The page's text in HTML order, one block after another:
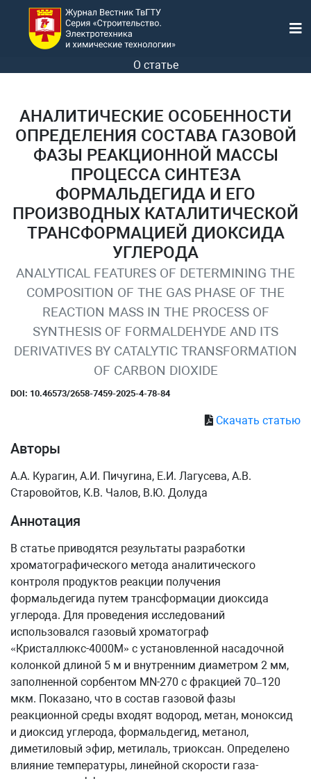
О статье
АНАЛИТИЧЕСКИЕ ОСОБЕННОСТИ
ОПРЕДЕЛЕНИЯ СОСТАВА ГАЗОВОЙ
ФАЗЫ РЕАКЦИОННОЙ МАССЫ
ПРОЦЕССА СИНТЕЗА
ФОРМАЛЬДЕГИДА И ЕГО
ПРОИЗВОДНЫХ КАТАЛИТИЧЕСКОЙ
ТРАНСФОРМАЦИЕЙ ДИОКСИДА
УГЛЕРОДА
ANALYTICAL FEATURES OF DETERMINING THE
COMPOSITION OF THE GAS PHASE OF THE
REACTION MASS IN THE PROCESS OF
SYNTHESIS OF FORMALDEHYDE AND ITS
DERIVATIVES BY CATALYTIC TRANSFORMATION
OF CARBON DIOXIDE
DOI: 10.46573/2658-7459-2025-4-78-84
Скачать статью
Авторы
А.А. Курагин, А.И. Пичугина, Е.И. Лагусева, А.В.
Старовойтов, К.В. Чалов, В.Ю. Долуда
Аннотация
В статье приводятся результаты разработки
хроматографического метода аналитического
контроля продуктов реакции получения
формальдегида путем трансформации диоксида
углерода. Для проведения исследований
использовался газовый хроматограф
«Кристаллюкс-4000М» с установленной насадочной
колонкой длиной 5 м и внутренним диаметром 2 мм,
заполненной сорбентом MN-270 c фракцией 70–120
мкм. Показано, что в состав газовой фазы
реакционной среды входят водород, метан, моноксид
и диоксид углерода, формальдегид, метанол,
диметиловый эфир, метилаль, триоксан. Определено
влияние температуры, линейной скорости газа-